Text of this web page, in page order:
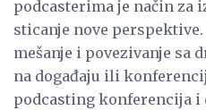
podcasterima je način za
sticanje nove perspektive.
mešanje i povezivanje sa
na događaju ili
podcasting konferencija i